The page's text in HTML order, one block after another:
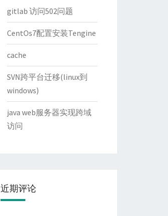
gitlab 访问502问题
CentOs7配置安装Tengine
cache
SVN跨平台迁移(linux到
windows)
java web服务器实现跨域
访问
近期评论